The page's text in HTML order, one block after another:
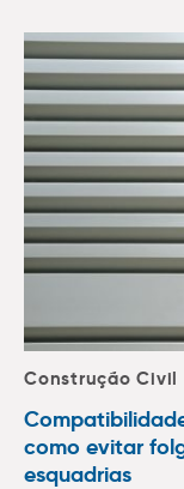
Construção Civil
como evitar
esquadrias